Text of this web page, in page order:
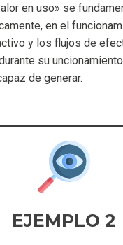
en uso» se
en el
y los flujos de
su
de generar.
EJEMPLO 2